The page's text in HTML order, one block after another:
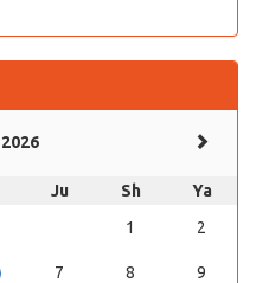
Ju Sh
Ya
1
2
7 8 9